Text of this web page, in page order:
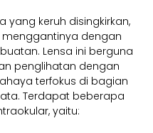
yang keruh disingkirkan,
menggantinya dengan
Lensa ini berguna
penglihatan dengan
terfokus di bagian
Terdapat beberapa
yaitu: